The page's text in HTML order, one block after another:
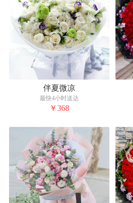
伴夏微凉
最快4小时送达
￥368